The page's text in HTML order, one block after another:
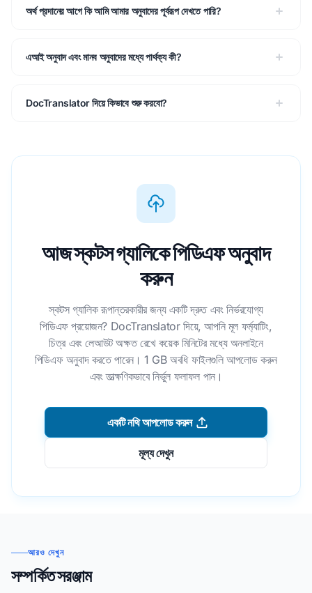
অর্থ প্রদানের আগে কি আমি আমার অনুবাদের পূর্বরূপ দেখতে পারি?
এআই অনুবাদ এবং মানব অনুবাদের মধ্যে পার্থক্য কী?
DocTranslator দিয়ে কিভাবে শুরু করবো?
আজ স্কটস গ্যালিকে পিডিএফ অনুবাদ
করুন
স্কটস গ্যালিক রূপান্তরকারীর জন্য একটি দ্রুত এবং নির্ভরযোগ্য
পিডিএফ প্রয়োজন? DocTranslator দিয়ে, আপনি মূল ফর্ম্যাটিং,
চিত্র এবং লেআউট অক্ষত রেখে কয়েক মিনিটের মধ্যে অনলাইনে
পিডিএফ অনুবাদ করতে পারেন। 1 GB অবধি ফাইলগুলি আপলোড করুন
এবং তাত্ক্ষণিকভাবে নির্ভুল ফলাফল পান।
একটি নথি আপলোড করুন
মূল্য দেখুন
আরও দেখুন
সম্পর্কিত সরঞ্জাম